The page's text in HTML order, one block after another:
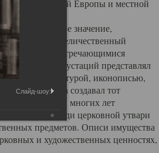
Западной Европы и местной
кафедральное значение,
Обширный и величественный
нигде не встречающимися
инкрустаций представлял
скульптурой, иконописью,
храма создавал тот
на протяжении многих лет
среди церковной утвари
предметов. Описи имущества
и художественных ценностях,
Слайд-шоу: